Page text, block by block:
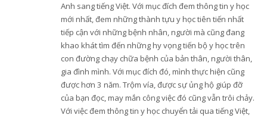
Anh sang tiếng Việt. Với mục đích đem thông tin y học
mới nhất, đem những thành tựu y học tiên tiến nhất
tiếp cận với những bệnh nhân, người mà cũng đang
khao khát tìm đến những hy vọng tiến bộ y học trên
con đường chạy chữa bệnh của bản thân, người thân,
gia đình mình. Với mục đích đó, mình thực hiện cũng
được hơn 3 năm. Trộm vía, được sự ủng hộ giúp đỡ
của bạn đọc, may mắn công việc đó cũng vẫn trôi chảy.
Với việc đem thông tin y học chuyển tải qua tiếng Việt,